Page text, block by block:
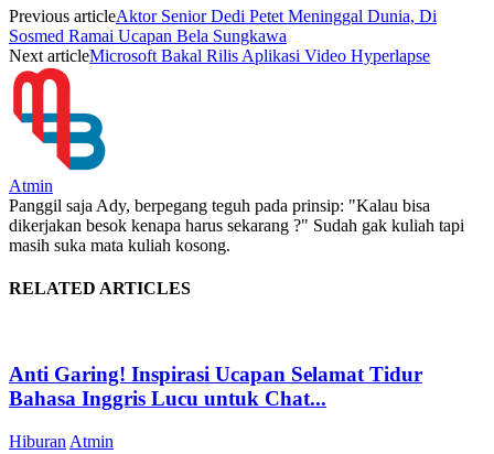
Previous articleAktor Senior Dedi Petet Meninggal Dunia, Di
Sosmed Ramai Ucapan Bela Sungkawa
Next articleMicrosoft Bakal Rilis Aplikasi Video Hyperlapse
Atmin
Panggil saja Ady, berpegang teguh pada prinsip: "Kalau bisa
dikerjakan besok kenapa harus sekarang ?" Sudah gak kuliah tapi
masih suka mata kuliah kosong.
RELATED ARTICLES
Anti Garing! Inspirasi Ucapan Selamat Tidur
Bahasa Inggris Lucu untuk Chat...
Hiburan Atmin